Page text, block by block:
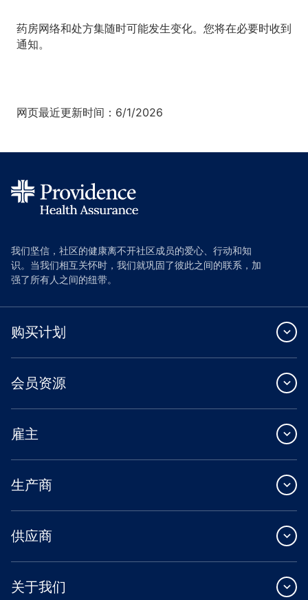
药房网络和处方集随时可能发生变化。您将在必要时收到
通知。
网页最近更新时间：6/1/2026
我们坚信，社区的健康离不开社区成员的爱心、行动和知
识。当我们相互关怀时，我们就巩固了彼此之间的联系，加
强了所有人之间的纽带。
购买计划
会员资源
雇主
生产商
供应商
关于我们